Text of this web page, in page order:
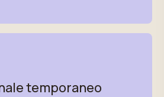
temporaneo